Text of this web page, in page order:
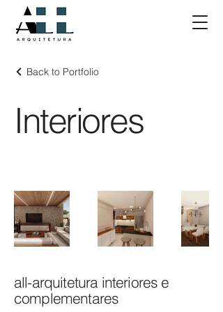
Back to Portfolio
Interiores
all-arquitetura interiores e
complementares